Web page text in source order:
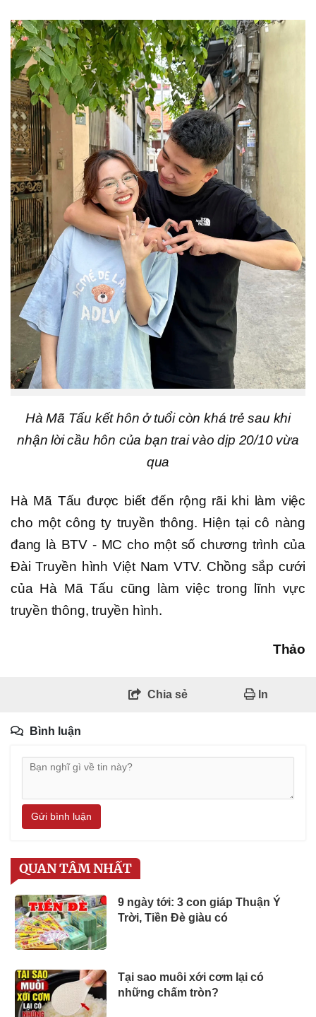
Hà Mã Tấu kết hôn ở tuổi còn khá trẻ sau khi
nhận lời cầu hôn của bạn trai vào dịp 20/10 vừa
qua
Hà Mã Tấu được biết đến rộng rãi khi làm việc
cho một công ty truyền thông. Hiện tại cô nàng
đang là BTV - MC cho một số chương trình của
Đài Truyền hình Việt Nam VTV. Chồng sắp cưới
của Hà Mã Tấu cũng làm việc trong lĩnh vực
truyền thông, truyền hình.
Thảo
Chia sẻ In
Bình luận
Gửi bình luận
QUAN TÂM NHẤT
9 ngày tới: 3 con giáp Thuận Ý
Trời, Tiền Đè giàu có
Tại sao muôi xới cơm lại có
những chấm tròn?